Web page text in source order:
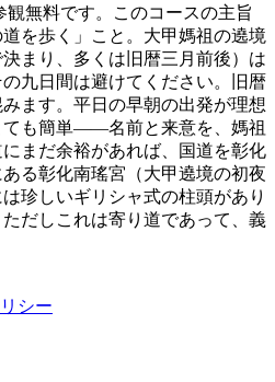
観無料です。このコースの主旨
を歩く」こと。大甲媽祖の遶境
まり、多くは旧暦三月前後）は
九日間は避けてください。旧暦
ます。平日の早朝の出発が理想
ても簡単——名前と来意を、媽祖
まだ余裕があれば、国道を彰化
る彰化南瑤宮（大甲遶境の初夜
珍しいギリシャ式の柱頭があり
だしこれは寄り道であって、義
シー